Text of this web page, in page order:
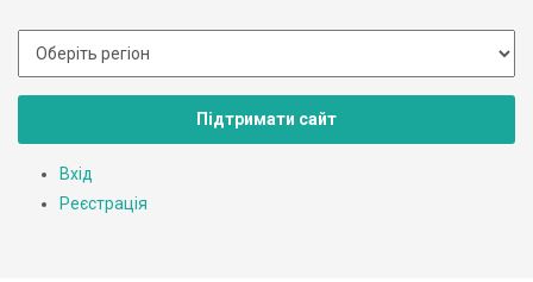
Підтримати сайт
Вхід
Реєстрація